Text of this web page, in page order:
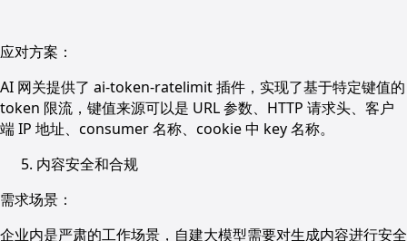
应对方案：
AI 网关提供了 ai-token-ratelimit 插件，实现了基于特定键值的
token 限流，键值来源可以是 URL 参数、HTTP 请求头、客户
端 IP 地址、consumer 名称、cookie 中 key 名称。
内容安全和合规
需求场景：
企业内是严肃的工作场景，自建大模型需要对生成内容进行安全